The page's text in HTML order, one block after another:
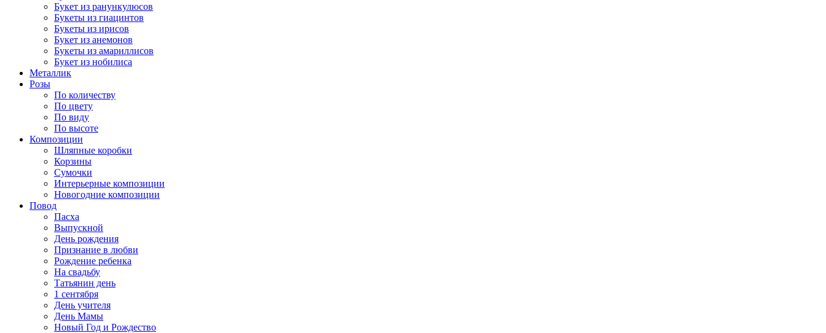
Букет из ранункулюсов
Букеты из гиацинтов
Букеты из ирисов
Букет из анемонов
Букеты из амариллисов
Букет из нобилиса
Металлик
Розы
По количеству
По цвету
По виду
По высоте
Композиции
Шляпные коробки
Корзины
Сумочки
Интерьерные композиции
Новогодние композиции
Повод
Пасха
Выпускной
День рождения
Признание в любви
Рождение ребенка
На свадьбу
Татьянин день
1 сентября
День учителя
День Мамы
Новый Год и Рождество